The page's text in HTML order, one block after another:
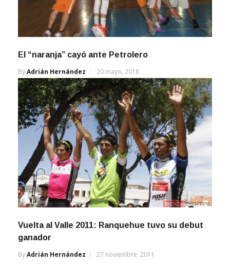
El “naranja” cayó ante Petrolero
ByAdrián Hernández 20 mayo, 2018
Vuelta al Valle 2011: Ranquehue tuvo su debut
ganador
ByAdrián Hernández 27 noviembre, 2011